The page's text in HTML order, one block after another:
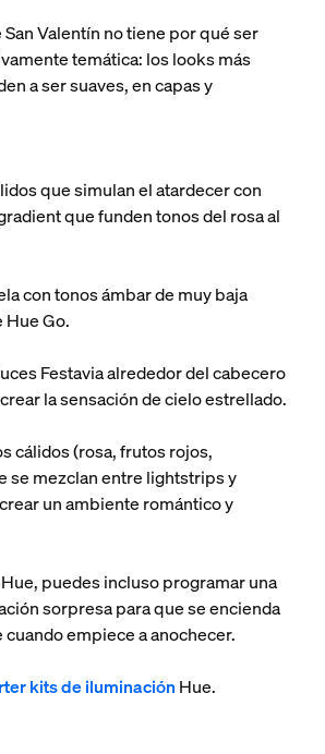
Valentín no tiene por qué ser
temática: los looks más
a ser suaves, en capas y
que simulan el atardecercon
que funden tonos del rosa al
con tonos ámbar de muy baja
Hue Go.
Festaviaalrededor del cabecero
la sensación de cielo estrellado.
cálidos(rosa, frutos rojos,
se mezclan entre lightstrips y
un ambiente romántico y
puedes incluso programar una
sorpresa para que se encienda
empiece a anochecer.
kits de iluminación Hue.